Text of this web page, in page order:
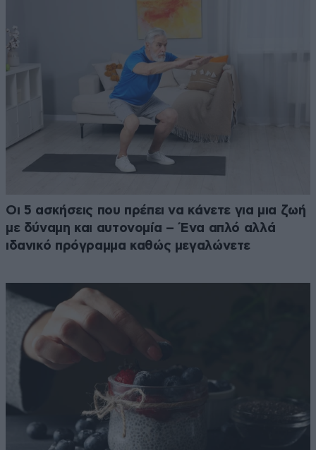
Οι 5 ασκήσεις που πρέπει να κάνετε για μια ζωή
με δύναμη και αυτονομία – Ένα απλό αλλά
ιδανικό πρόγραμμα καθώς μεγαλώνετε